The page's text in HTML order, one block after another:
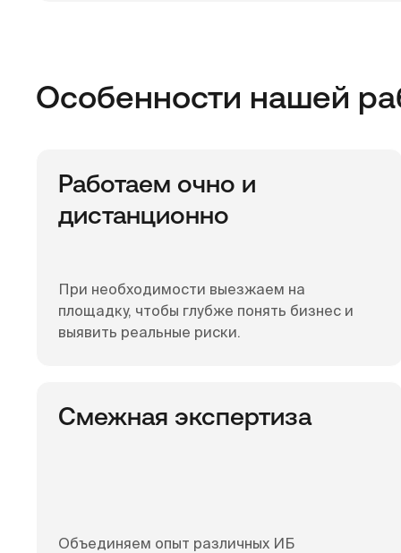
Особенности нашей
Работаем очно и
дистанционно
При необходимости выезжаем на
площадку, чтобы глубже понять бизнес и
выявить реальные риски.
Смежная экспертиза
Объединяем опыт различных ИБ